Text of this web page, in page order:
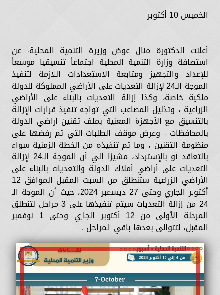
الخميس 10 أكتوبر
أعلنت الدكتورة منال عوض وزيرة التنمية المحلية، عن
استضافة وزارة التنمية المحلية اجتماعاً تنسيقيا موسعاً
للإعداد والتجهيز ومتابعة الاستعدادات اللازمة لتنفيذ
الموجة الـ24 لإزالة التعديات على الأراضي المملوكة للدولة
ملكية خاصة، وكذا إزالة التعديات بالبناء على الأراضي
الزراعية ، وتذليل المصاعب التي تواجه تنفيذ قرارات الإزالة
بالتنسيق مع الأجهزة المعنية بملف تقنين أراضي الدولة
بالمحافظات ، وعرض موقف الطلبات التي تم رفضها على
منظومة التقنين ، وما تم تنفيذه من الخطة الزمنية سواء
بالتعاقد أو بالإسترداد، مشيرًا إلي أن الموجة الـ24 لإزالة
التعديات على أراضي أملاك الدولة والتعديات بالبناء على
الأراضي الزراعية ستنطلق من السبت المقبل الموافق 12
أكتوبر الجاري وحتى 27 ديسمبر 2024، حيث أن الموجة الـ
24 من إزالة التعديات سيتم تنفيذها على 3 مراحل لتنطلق
المرحلة الأولى من 12 أكتوبر الجاري وحتى 1 نوفمبر
المقبل، لتتوالى بعدها باقي المراحل .